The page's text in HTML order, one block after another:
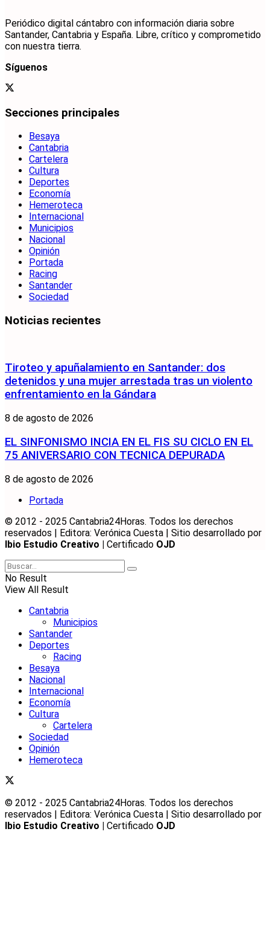
Periódico digital cántabro con información diaria sobre
Santander, Cantabria y España. Libre, crítico y comprometido
con nuestra tierra.
Síguenos
Secciones principales
Besaya
Cantabria
Cartelera
Cultura
Deportes
Economía
Hemeroteca
Internacional
Municipios
Nacional
Opinión
Portada
Racing
Santander
Sociedad
Noticias recientes
Tiroteo y apuñalamiento en Santander: dos
detenidos y una mujer arrestada tras un violento
enfrentamiento en la Gándara
8 de agosto de 2026
EL SINFONISMO INCIA EN EL FIS SU CICLO EN EL
75 ANIVERSARIO CON TECNICA DEPURADA
8 de agosto de 2026
Portada
© 2012 - 2025 Cantabria24Horas. Todos los derechos
reservados | Editora: Verónica Cuesta | Sitio desarrollado por
Ibio Estudio Creativo | Certificado OJD
No Result
View All Result
Cantabria
Municipios
Santander
Deportes
Racing
Besaya
Nacional
Internacional
Economía
Cultura
Cartelera
Sociedad
Opinión
Hemeroteca
© 2012 - 2025 Cantabria24Horas. Todos los derechos
reservados | Editora: Verónica Cuesta | Sitio desarrollado por
Ibio Estudio Creativo | Certificado OJD